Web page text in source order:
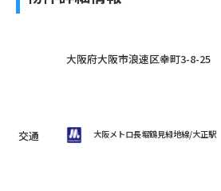
大阪府大阪市浪速区幸町3-8-25
交通 大阪メトロ長堀鶴見緑地線/大正駅